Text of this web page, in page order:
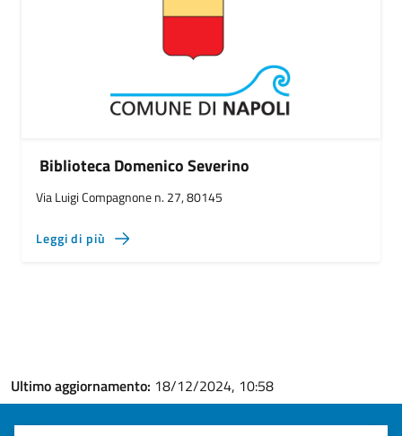
Biblioteca Domenico Severino
Via Luigi Compagnone n. 27, 80145
Leggi di più
Ultimo aggiornamento: 18/12/2024, 10:58